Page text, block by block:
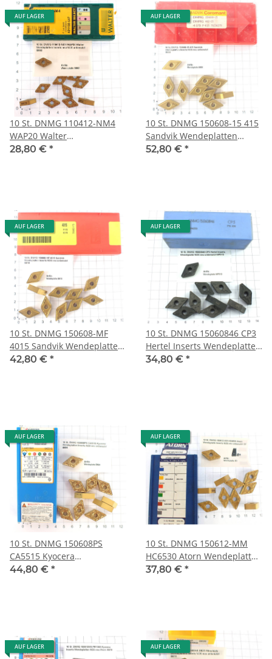
AUF LAGER
10 St. DNMG 110412-NM4
WAP20 Walter
Wendeplatten Inserts neu
28,80 € *
AUF LAGER
10 St. DNMG 150608-15 415
Sandvik Wendeplatten
Inserts NOS neu unbenutzt
52,80 € *
AUF LAGER
10 St. DNMG 150608-MF
4015 Sandvik Wendeplatten
Inserts NOS neu unbenutzt
42,80 € *
AUF LAGER
10 St. DNMG 15060846 CP3
Hertel Inserts Wendeplatte
NOS neu unbenutzt WP313
34,80 € *
AUF LAGER
10 St. DNMG 150608PS
CA5515 Kyocera
Wendeplatten Inserts NOS
44,80 € *
AUF LAGER
10 St. DNMG 150612-MM
HC6530 Atorn Wendeplatte
Inserts NOS neu unbenutzt
37,80 € *
AUF LAGER AUF LAGER